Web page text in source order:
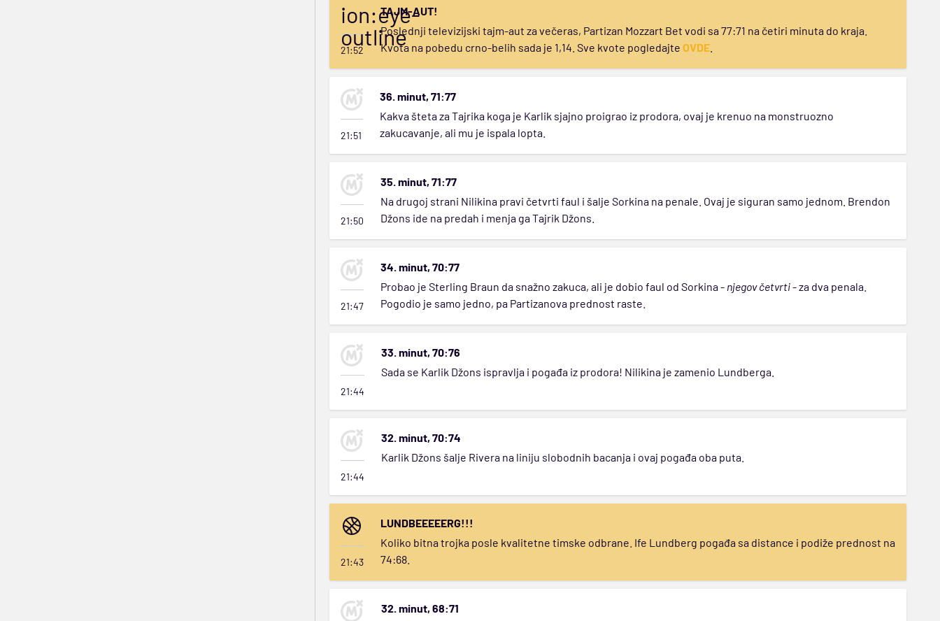
ion:eye-
outline
21:52
TAJM-AUT!
Poslednji televizijski tajm-aut za večeras, Partizan Mozzart Bet vodi sa 77:71 na četiri minuta do kraja.
Kvota na pobedu crno-belih sada je 1,14. Sve kvote pogledajte OVDE.
21:51
36. minut, 71:77
Kakva šteta za Tajrika koga je Karlik sjajno proigrao iz prodora, ovaj je krenuo na monstruozno
zakucavanje, ali mu je ispala lopta.
21:50
35. minut, 71:77
Na drugoj strani Nilikina pravi četvrti faul i šalje Sorkina na penale. Ovaj je siguran samo jednom. Brendon
Džons ide na predah i menja ga Tajrik Džons.
21:47
34. minut, 70:77
Probao je Sterling Braun da snažno zakuca, ali je dobio faul od Sorkina - njegov četvrti- za dva penala.
Pogodio je samo jedno, pa Partizanova prednost raste.
21:44
33. minut, 70:76
Sada se Karlik Džons ispravlja i pogađa iz prodora! Nilikina je zamenio Lundberga.
21:44
32. minut, 70:74
Karlik Džons šalje Rivera na liniju slobodnih bacanja i ovaj pogađa oba puta.
21:43
LUNDBEEEEERG!!!
Koliko bitna trojka posle kvalitetne timske odbrane. Ife Lundberg pogađa sa distance i podiže prednost na
74:68.
32. minut, 68:71